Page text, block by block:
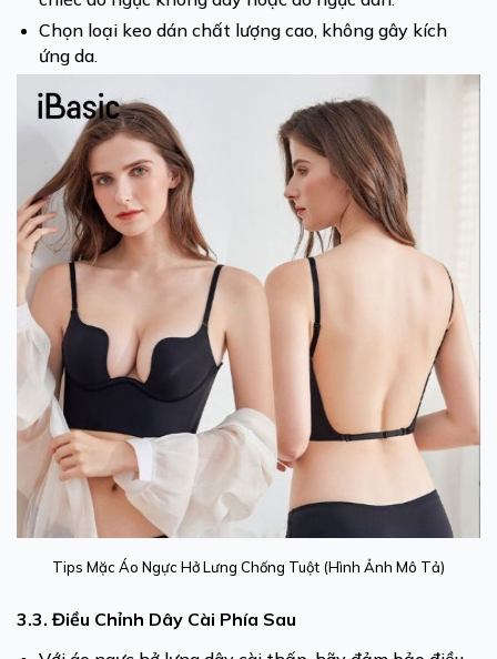
Chọn loại keo dán chất lượng cao, không gây kích
ứng da.
Tips Mặc Áo Ngực Hở Lưng Chống Tuột (Hình Ảnh Mô Tả)
3.3. Điều Chỉnh Dây Cài Phía Sau